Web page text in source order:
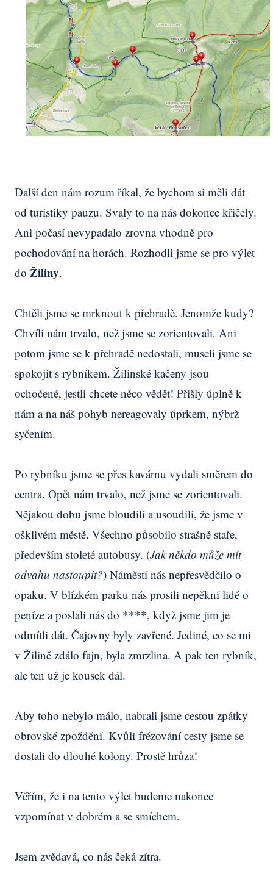
Další den nám rozum říkal, že bychom si měli dát
od turistiky pauzu. Svaly to na nás dokonce křičely.
Ani počasí nevypadalo zrovna vhodně pro
pochodování na horách. Rozhodli jsme se pro výlet
do Žiliny.
Chtěli jsme se mrknout k přehradě. Jenomže kudy?
Chvíli nám trvalo, než jsme se zorientovali. Ani
potom jsme se k přehradě nedostali, museli jsme se
spokojit s rybníkem. Žilinské kačeny jsou
ochočené, jestli chcete něco vědět! Přišly úplně k
nám a na náš pohyb nereagovaly úprkem, nýbrž
syčením.
Po rybníku jsme se přes kavárnu vydali směrem do
centra. Opět nám trvalo, než jsme se zorientovali.
Nějakou dobu jsme bloudili a usoudili, že jsme v
ošklivém městě. Všechno působilo strašně staře,
především stoleté autobusy. (Jak někdo může mít
odvahu nastoupit?) Náměstí nás nepřesvědčilo o
opaku. V blízkém parku nás prosili nepěkní lidé o
peníze a poslali nás do ****, když jsme jim je
odmítli dát. Čajovny byly zavřené. Jediné, co se mi
v Žilině zdálo fajn, byla zmrzlina. A pak ten rybník,
ale ten už je kousek dál.
Aby toho nebylo málo, nabrali jsme cestou zpátky
obrovské zpoždění. Kvůli frézování cesty jsme se
dostali do dlouhé kolony. Prostě hrůza!
Věřím, že i na tento výlet budeme nakonec
vzpomínat v dobrém a se smíchem.
Jsem zvědavá, co nás čeká zítra.